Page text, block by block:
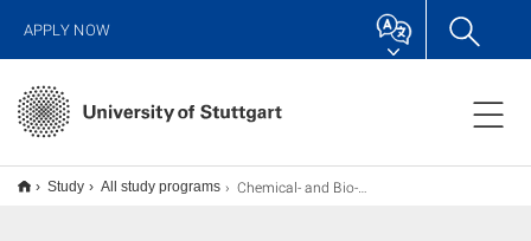
APPLY NOW
Study All study programs Chemical‐ and Bio‐Engineering M.Sc.